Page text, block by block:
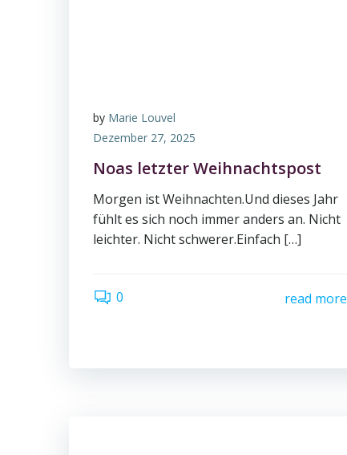
by Marie Louvel
Dezember 27, 2025
Noas letzter Weihnachtspost
Morgen ist Weihnachten.Und dieses Jahr
fühlt es sich noch immer anders an. Nicht
leichter. Nicht schwerer.Einfach […]
0 read more